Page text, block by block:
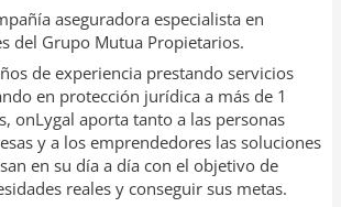
aseguradora especialista en
del Grupo Mutua Propietarios.
de experiencia prestando servicios
en protección jurídica a más de 1
onLygal aporta tanto a las personas
y a los emprendedores las soluciones
en su día a día con el objetivo de
reales y conseguir sus metas.